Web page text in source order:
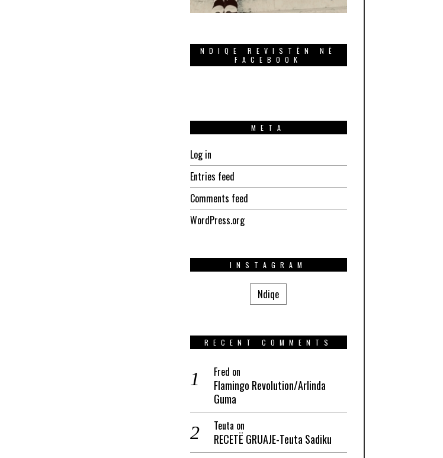
NDIQE REVISTËN NË
FACEBOOK
META
Log in
Entries feed
Comments feed
WordPress.org
INSTAGRAM
Ndiqe
RECENT COMMENTS
Fred on
Flamingo Revolution/Arlinda
Guma
Teuta on
RECETË GRUAJE-Teuta Sadiku